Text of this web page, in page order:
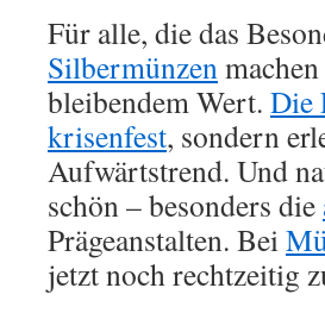
Für alle, die das
Silbermünzen
bleibendem Wert. Die
krisenfest, sondern
Aufwärtstrend. Und
schön – besonders die
Prägeanstalten. Bei
jetzt noch rechtzeitig